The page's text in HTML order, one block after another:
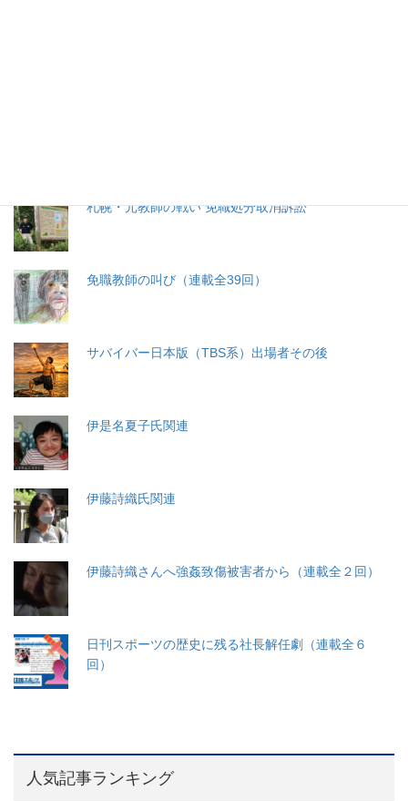
札幌・元教師の戦い 免職処分取消訴訟
免職教師の叫び（連載全39回）
サバイバー日本版（TBS系）出場者その後
伊是名夏子氏関連
伊藤詩織氏関連
伊藤詩織さんへ強姦致傷被害者から（連載全２回）
日刊スポーツの歴史に残る社長解任劇（連載全６
回）
人気記事ランキング